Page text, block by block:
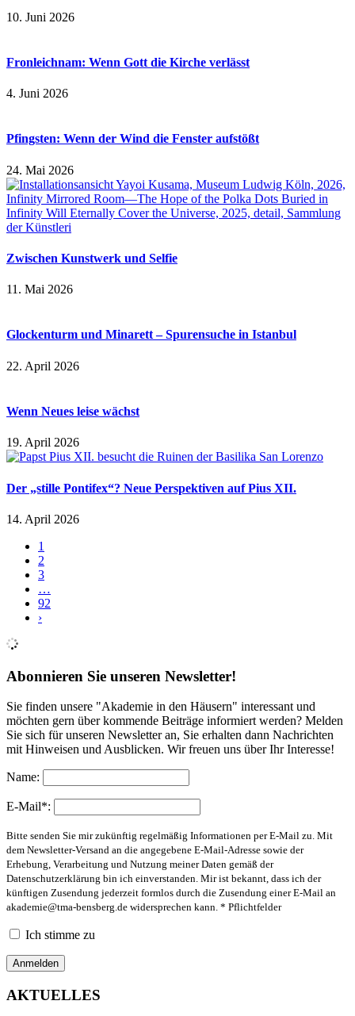
10. Juni 2026
Fronleichnam: Wenn Gott die Kirche verlässt
4. Juni 2026
Pfingsten: Wenn der Wind die Fenster aufstößt
24. Mai 2026
Zwischen Kunstwerk und Selfie
11. Mai 2026
Glockenturm und Minarett – Spurensuche in Istanbul
22. April 2026
Wenn Neues leise wächst
19. April 2026
Der „stille Pontifex“? Neue Perspektiven auf Pius XII.
14. April 2026
1
2
3
…
92
›
Abonnieren Sie unseren Newsletter!
Sie finden unsere "Akademie in den Häusern" interessant und
möchten gern über kommende Beiträge informiert werden? Melden
Sie sich für unseren Newsletter an, Sie erhalten dann Nachrichten
mit Hinweisen und Ausblicken. Wir freuen uns über Ihr Interesse!
Name:
E-Mail*:
Bitte senden Sie mir zukünftig regelmäßig Informationen per E-Mail zu. Mit
dem Newsletter-Versand an die angegebene E-Mail-Adresse sowie der
Erhebung, Verarbeitung und Nutzung meiner Daten gemäß der
Datenschutzerklärung bin ich einverstanden. Mir ist bekannt, dass ich der
künftigen Zusendung jederzeit formlos durch die Zusendung einer E-Mail an
akademie@tma-bensberg.de widersprechen kann. * Pflichtfelder
Ich stimme zu
AKTUELLES